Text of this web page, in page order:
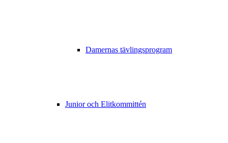
Damernas tävlingsprogram
Junior och Elitkommittén